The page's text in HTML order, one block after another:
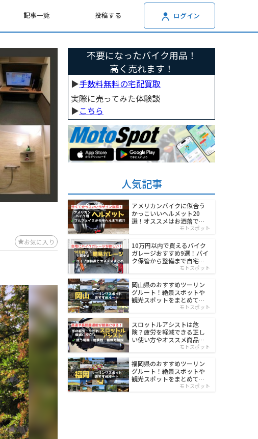
記事一覧 投稿する ログイン
お気に入り
不要になったバイク用品！
高く売れます！
▶︎手数料無料の宅配買取
実際に売ってみた体験談
▶︎こちら
人気記事
アメリカンバイクに似合う
かっこいいヘルメット20
選！オススメはお洒落でワ
モトスポット
10万円以内で買えるバイク
ガレージおすすめ9選！バイ
ク保管から整備まで自宅で
モトスポット
岡山県のおすすめツーリン
グルート！絶景スポットや
観光スポットをまとめて紹
モトスポット
スロットルアシストは危
険？疲労を軽減できる正し
い使い方やオススメ商品を
モトスポット
福岡県のおすすめツーリン
グルート！絶景スポットや
観光スポットをまとめて紹
モトスポット